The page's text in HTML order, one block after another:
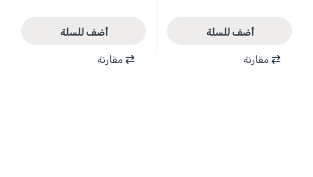
أضف للسلة
مقارنة
أضف للسلة
مقارنة